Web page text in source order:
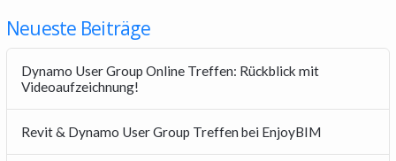
Neueste Beiträge
Dynamo User Group Online Treffen: Rückblick mit
Videoaufzeichnung!
Revit & Dynamo User Group Treffen bei EnjoyBIM